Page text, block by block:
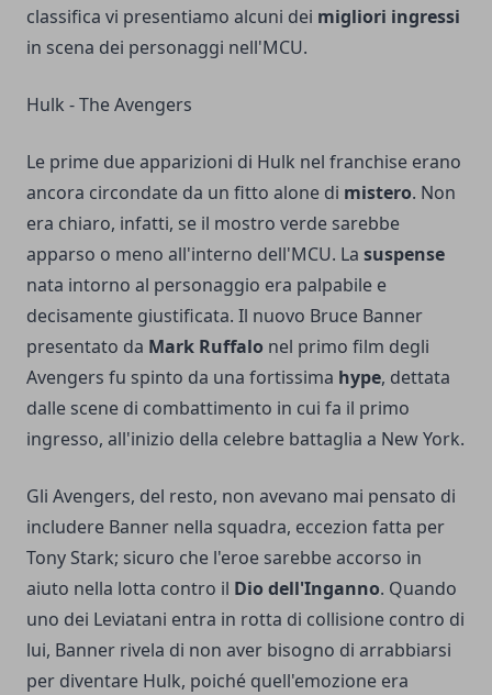
classifica vi presentiamo alcuni dei migliori ingressi
in scena dei personaggi nell'MCU.
Hulk - The Avengers
Le prime due apparizioni di Hulk nel franchise erano
ancora circondate da un fitto alone di mistero. Non
era chiaro, infatti, se il mostro verde sarebbe
apparso o meno all'interno dell'MCU. La suspense
nata intorno al personaggio era palpabile e
decisamente giustificata. Il nuovo Bruce Banner
presentato da Mark Ruffalo nel primo film degli
Avengers fu spinto da una fortissima hype, dettata
dalle scene di combattimento in cui fa il primo
ingresso, all'inizio della celebre battaglia a New York.
Gli Avengers, del resto, non avevano mai pensato di
includere Banner nella squadra, eccezion fatta per
Tony Stark; sicuro che l'eroe sarebbe accorso in
aiuto nella lotta contro il Dio dell'Inganno. Quando
uno dei Leviatani entra in rotta di collisione contro di
lui, Banner rivela di non aver bisogno di arrabbiarsi
per diventare Hulk, poiché quell'emozione era